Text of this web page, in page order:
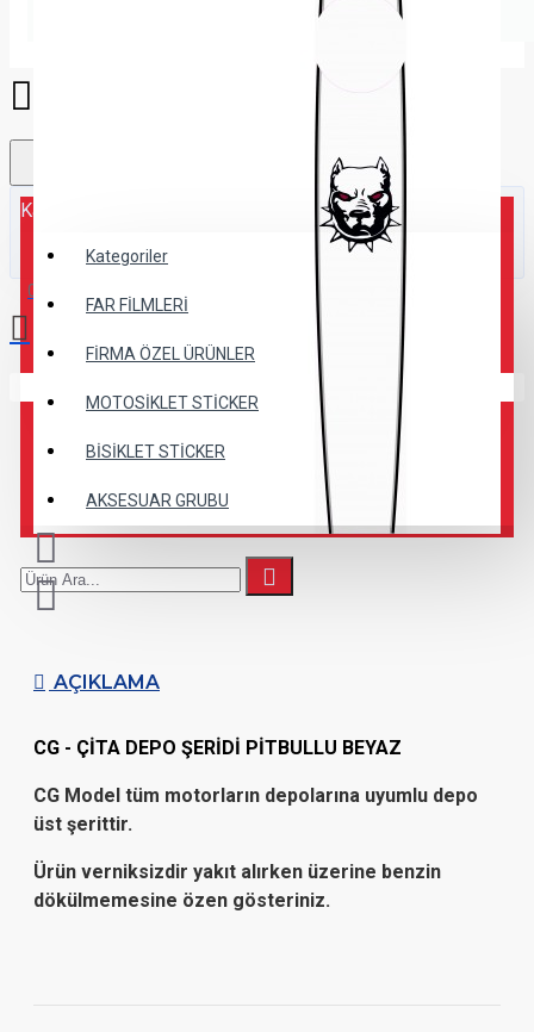
Kategoriler
Kategoriler
FAR FİLMLERİ
FİRMA ÖZEL ÜRÜNLER
MOTOSİKLET STİCKER
BİSİKLET STİCKER
AKSESUAR GRUBU
0 ürün - 0,00TL
AÇIKLAMA
CG - ÇİTA DEPO ŞERİDİ PİTBULLU BEYAZ
CG Model tüm motorların depolarına uyumlu depo
üst şerittir.
Ürün verniksizdir yakıt alırken üzerine benzin
dökülmemesine özen gösteriniz.